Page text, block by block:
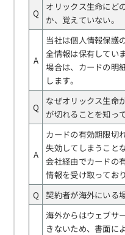
Q
オリックス生命にど
か、覚えていない。
A
当社は個人情報保護
全情報は保有してい
場合は、カードの明
します。
Q
なぜオリックス生命
が切れることを知っ
A
カードの有効期限切
失効してしまうこと
会社経由でカードの
情報を受け取ってお
Q
契約者が海外にいる
海外からはウェブサ
きないため、書面に